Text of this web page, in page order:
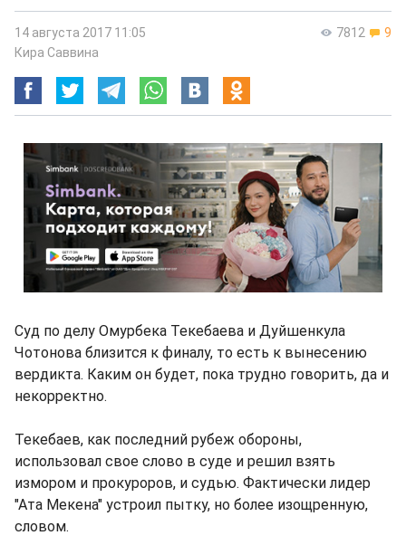
7812 9
14 августа 2017 11:05
Кира Саввина
Суд по делу Омурбека Текебаева и Дуйшенкула
Чотонова близится к финалу, то есть к вынесению
вердикта. Каким он будет, пока трудно говорить, да и
некорректно.
Текебаев, как последний рубеж обороны,
использовал свое слово в суде и решил взять
измором и прокуроров, и судью. Фактически лидер
"Ата Мекена" устроил пытку, но более изощренную,
словом.